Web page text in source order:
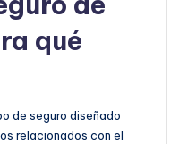
qué
de seguro diseñado
relacionados con el